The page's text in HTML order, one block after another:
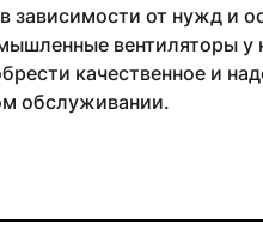
зависимости от нужд и
вентиляторы у
качественное и
обслуживании.